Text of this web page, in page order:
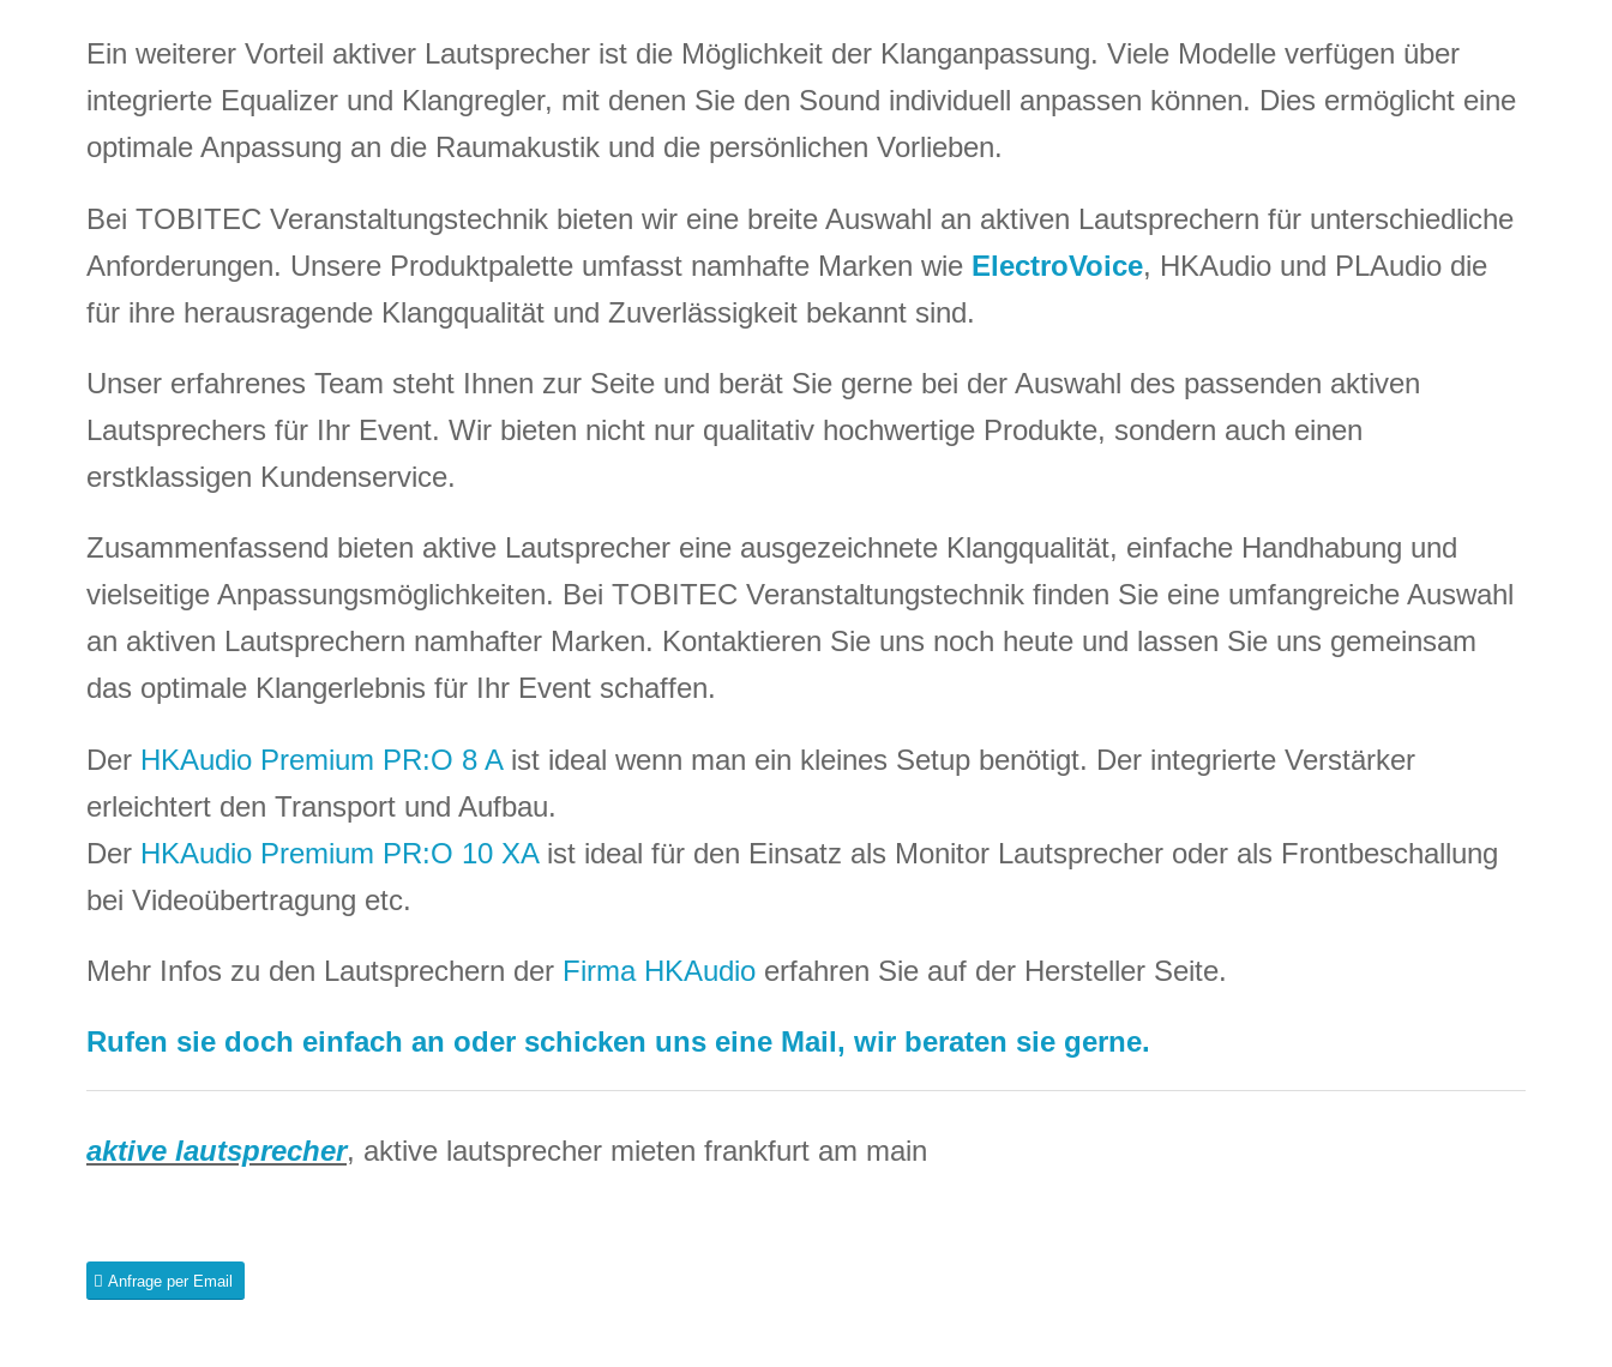
Ein weiterer Vorteil aktiver Lautsprecher ist die Möglichkeit der Klanganpassung. Viele Modelle verfügen über
integrierte Equalizer und Klangregler, mit denen Sie den Sound individuell anpassen können. Dies ermöglicht eine
optimale Anpassung an die Raumakustik und die persönlichen Vorlieben.
Bei TOBITEC Veranstaltungstechnik bieten wir eine breite Auswahl an aktiven Lautsprechern für unterschiedliche
Anforderungen. Unsere Produktpalette umfasst namhafte Marken wie ElectroVoice, HKAudio und PLAudio die
für ihre herausragende Klangqualität und Zuverlässigkeit bekannt sind.
Unser erfahrenes Team steht Ihnen zur Seite und berät Sie gerne bei der Auswahl des passenden aktiven
Lautsprechers für Ihr Event. Wir bieten nicht nur qualitativ hochwertige Produkte, sondern auch einen
erstklassigen Kundenservice.
Zusammenfassend bieten aktive Lautsprecher eine ausgezeichnete Klangqualität, einfache Handhabung und
vielseitige Anpassungsmöglichkeiten. Bei TOBITEC Veranstaltungstechnik finden Sie eine umfangreiche Auswahl
an aktiven Lautsprechern namhafter Marken. Kontaktieren Sie uns noch heute und lassen Sie uns gemeinsam
das optimale Klangerlebnis für Ihr Event schaffen.
Der HKAudio Premium PR:O 8 Aist ideal wenn man ein kleines Setup benötigt. Der integrierte Verstärker
erleichtert den Transport und Aufbau.
Der HKAudio Premium PR:O 10 XAist ideal für den Einsatz als Monitor Lautsprecher oder als Frontbeschallung
bei Videoübertragung etc.
Mehr Infos zu den Lautsprechern der Firma HKAudio erfahren Sie auf der Hersteller Seite.
Rufen sie doch einfach an oder schicken uns eine Mail, wir beraten sie gerne.
aktive lautsprecher, aktive lautsprecher mieten frankfurt am main
Anfrage per Email